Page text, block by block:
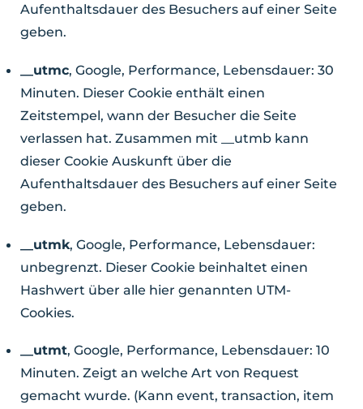
Aufenthaltsdauer des Besuchers auf einer Seite
geben.
__utmc, Google, Performance, Lebensdauer: 30
Minuten. Dieser Cookie enthält einen
Zeitstempel, wann der Besucher die Seite
verlassen hat. Zusammen mit __utmb kann
dieser Cookie Auskunft über die
Aufenthaltsdauer des Besuchers auf einer Seite
geben.
__utmk, Google, Performance, Lebensdauer:
unbegrenzt. Dieser Cookie beinhaltet einen
Hashwert über alle hier genannten UTM-
Cookies.
__utmt, Google, Performance, Lebensdauer: 10
Minuten. Zeigt an welche Art von Request
gemacht wurde. (Kann event, transaction, item